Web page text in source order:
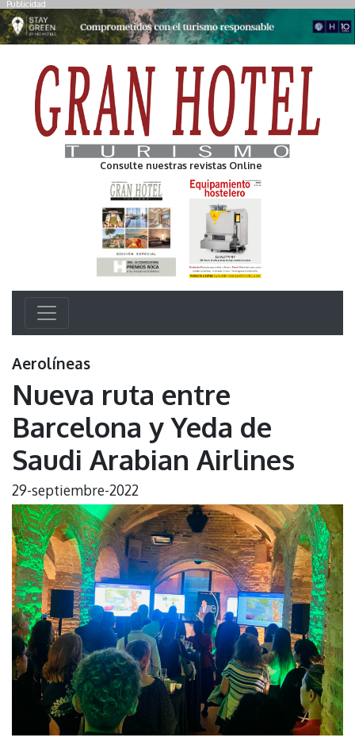
Publicidad
Consulte nuestras revistas Online
Aerolíneas
Nueva ruta entre
Barcelona y Yeda de
Saudi Arabian Airlines
29-septiembre-2022